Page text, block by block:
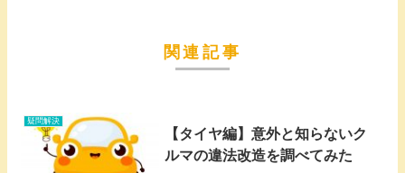
関連記事
疑問解決
【タイヤ編】意外と知らないク
ルマの違法改造を調べてみた